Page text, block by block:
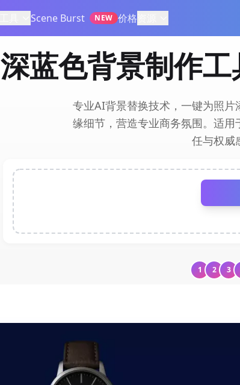
Scene Burst NEW 价格
深蓝色背景制作
专业AI背景替换技术，一键为照
缘细节，营造专业商务氛围。适
任与权威
1 2 3